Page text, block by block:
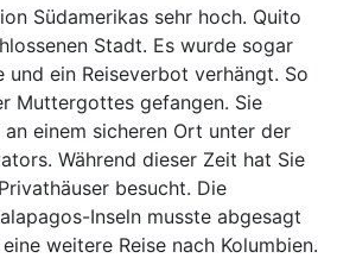
Südamerikas sehr hoch. Quito
Stadt. Es wurde sogar
und ein Reiseverbot verhängt. So
Muttergottes gefangen. Sie
einem sicheren Ort unter der
Während dieser Zeit hat Sie
besucht. Die
Inseln musste abgesagt
weitere Reise nach Kolumbien.